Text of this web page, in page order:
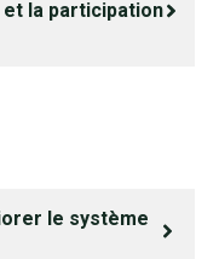
la participation
le système